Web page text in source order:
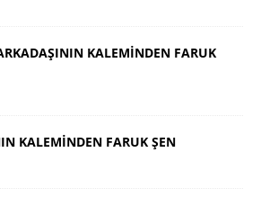
KALEMİNDEN FARUK
KALEMİNDEN FARUK ŞEN